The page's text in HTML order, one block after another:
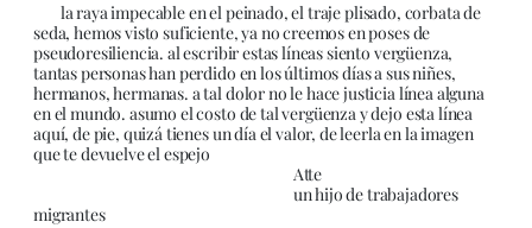
la raya impecable en el peinado, el traje plisado, corbata de
seda, hemos visto suficiente, ya no creemos en poses de
pseudoresiliencia. al escribir estas líneas siento vergüenza,
tantas personas han perdido en los últimos días a sus niñes,
hermanos, hermanas. a tal dolor no le hace justicia línea alguna
en el mundo. asumo el costo de tal vergüenza y dejo esta línea
aquí, de pie, quizá tienes un día el valor, de leerla en la imagen
que te devuelve el espejo
Atte
un hijo de trabajadores
migrantes